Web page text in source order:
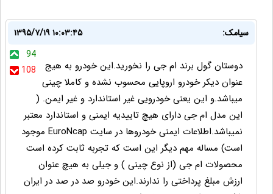
سیامک:
۱۳۹۵/۷/۱۹ ۱۰:۰۳:۴۵
94
108
دوستان گول برند ام جی را نخورید.این خودرو به هیج
عنوان دیکر خودرو اروپایی محسوب نشده و کاملا چینی
میباشد.و این یعنی خودرویی غیر استاندارد و غیر ایمن. (
این مدل ام جی دارای هیچ تاییدیه ایمنی و استاندارد معتبر
نمیباشد.اطلاعات ایمنی خودروها در سایت EuroNcap موجود
است) مساله مهم دیگر این است که تجربه ثابت کرده است
محصولات ام جی (از نوع چینی ) و جیلی به هیچ عنوان
ارزش مبلغ پرداختی را ندارند.این خودرو صد در صد در ایران